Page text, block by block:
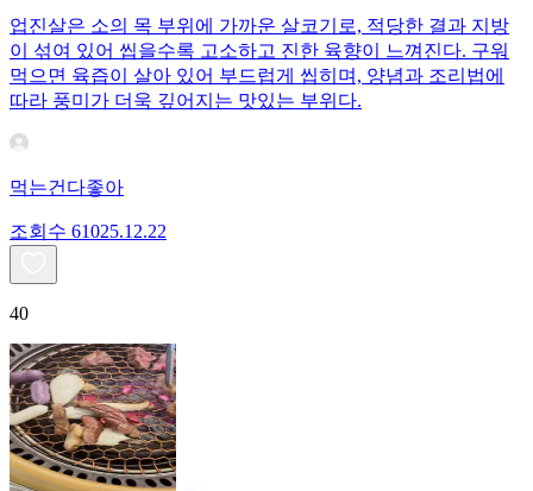
업진살은 소의 목 부위에 가까운 살코기로, 적당한 결과 지방
이 섞여 있어 씹을수록 고소하고 진한 육향이 느껴진다. 구워
먹으면 육즙이 살아 있어 부드럽게 씹히며, 양념과 조리법에
따라 풍미가 더욱 깊어지는 맛있는 부위다.
먹는건다좋아
조회수 61025.12.22
40